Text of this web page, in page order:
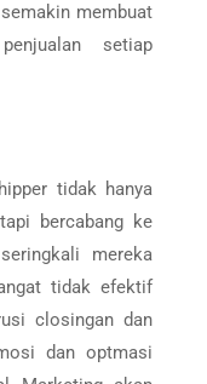
membuat
setiap
tidak hanya
bercabang ke
mereka
tidak efektif
closingan dan
dan optmasi